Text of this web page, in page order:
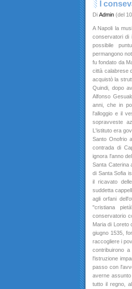
I
Di Admin (del
A Napoli la
conservatori di
possibile
permangono
fu fondato da
città calabrese
acquistò la
Quindi, dopo
Alfonso
anni, che in
l'alloggio e il
sopravveste
L'istituto era
Santo Onofrio
contrada di
ignora l'anno
Santa Caterina
di Santa Sofia
il ricavato
suddetta
agli orfani
"cristiana
conservatorio
Maria di Loreto
giugno 1535,
raccogliere i
contribuirono
l'istruzione
passo con
averne
tutto il regno,